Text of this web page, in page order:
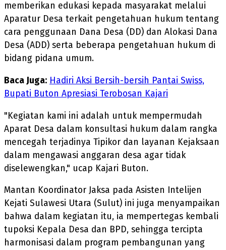
memberikan edukasi kepada masyarakat melalui
Aparatur Desa terkait pengetahuan hukum tentang
cara penggunaan Dana Desa (DD) dan Alokasi Dana
Desa (ADD) serta beberapa pengetahuan hukum di
bidang pidana umum.
Baca Juga: Hadiri Aksi Bersih-bersih Pantai Swiss,
Bupati Buton Apresiasi Terobosan Kajari
"Kegiatan kami ini adalah untuk mempermudah
Aparat Desa dalam konsultasi hukum dalam rangka
mencegah terjadinya Tipikor dan layanan Kejaksaan
dalam mengawasi anggaran desa agar tidak
diselewengkan," ucap Kajari Buton.
Mantan Koordinator Jaksa pada Asisten Intelijen
Kejati Sulawesi Utara (Sulut) ini juga menyampaikan
bahwa dalam kegiatan itu, ia mempertegas kembali
tupoksi Kepala Desa dan BPD, sehingga tercipta
harmonisasi dalam program pembangunan yang